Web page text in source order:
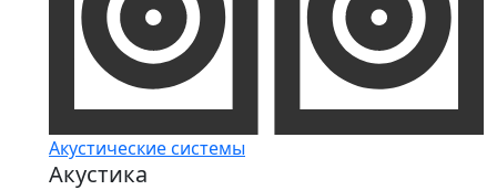
Акустические системы
Акустика